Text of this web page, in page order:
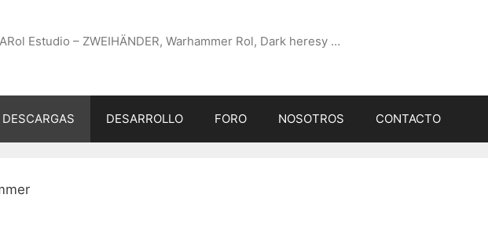
Estudio – ZWEIHÄNDER, Warhammer Rol, Dark heresy …
DESCARGAS DESARROLLO FORO NOSOTROS CONTACTO